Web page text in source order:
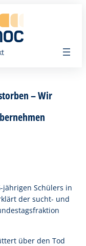
– Wir
jährigen Schülers in
der sucht- und
über den Tod